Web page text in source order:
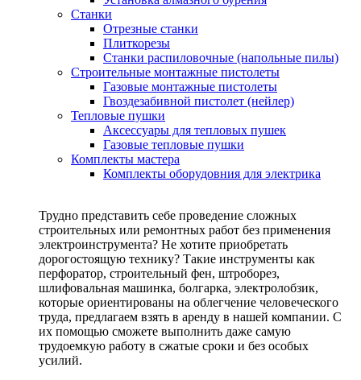
Станки
Отрезные станки
Плиткорезы
Станки распиловочные (напольные пилы)
Строительные монтажные пистолеты
Газовые монтажные пистолеты
Гвоздезабивной пистолет (нейлер)
Тепловые пушки
Аксессуары для тепловых пушек
Газовые тепловые пушки
Комплекты мастера
Комплекты оборудовния для электрика
Трудно представить себе проведение сложных
строительных или ремонтных работ без применения
электроинструмента? Не хотите приобретать
дорогостоящую технику? Такие инструменты как
перфоратор, строительный фен, штроборез,
шлифовальная машинка, болгарка, электролобзик,
которые ориентированы на облегчение человеческого
труда, предлагаем взять в аренду в нашей компании. С
их помощью сможете выполнить даже самую
трудоемкую работу в сжатые сроки и без особых
усилий.